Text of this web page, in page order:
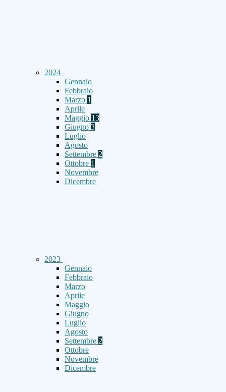
2024
Gennaio
Febbraio
Marzo 1
Aprile
Maggio 13
Giugno 3
Luglio
Agosto
Settembre 2
Ottobre 1
Novembre
Dicembre
2023
Gennaio
Febbraio
Marzo
Aprile
Maggio
Giugno
Luglio
Agosto
Settembre 2
Ottobre
Novembre
Dicembre